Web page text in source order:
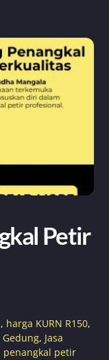
Petir
, harga KURN R150,
Gedung, Jasa
penangkal petir